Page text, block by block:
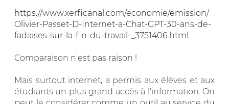
https://www.xerficanal.com/economie/emission/
Olivier-Passet-D-Internet-a-Chat-GPT-30-ans-de-
fadaises-sur-la-fin-du-travail-_3751406.html
Comparaison n'est pas raison !
Mais surtout internet, a permis aux élèves et aux
étudiants un plus grand accès à l'information. On